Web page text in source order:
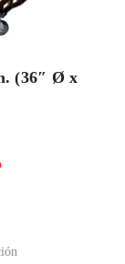
(36″ Ø x